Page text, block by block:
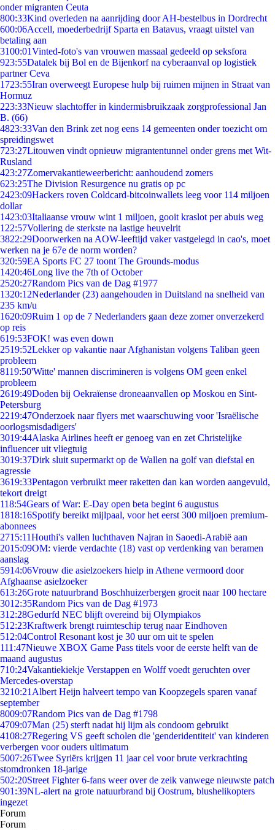
onder migranten Ceuta
800:33Kind overleden na aanrijding door AH-bestelbus in Dordrecht
600:06Accell, moederbedrijf Sparta en Batavus, vraagt uitstel van
betaling aan
3100:01Vinted-foto's van vrouwen massaal gedeeld op seksfora
923:55Datalek bij Bol en de Bijenkorf na cyberaanval op logistiek
partner Ceva
1723:55Iran overweegt Europese hulp bij ruimen mijnen in Straat van
Hormuz
223:33Nieuw slachtoffer in kindermisbruikzaak zorgprofessional Jan
B. (66)
4823:33Van den Brink zet nog eens 14 gemeenten onder toezicht om
spreidingswet
723:27Litouwen vindt opnieuw migrantentunnel onder grens met Wit-
Rusland
423:27Zomervakantieweerbericht: aanhoudend zomers
623:25The Division Resurgence nu gratis op pc
2423:09Hackers roven Coldcard-bitcoinwallets leeg voor 114 miljoen
dollar
1423:03Italiaanse vrouw wint 1 miljoen, gooit kraslot per abuis weg
1 22:57Vollering de sterkste na lastige heuvelrit
3822:29Doorwerken na AOW-leeftijd vaker vastgelegd in cao's, moet
werken na je 67e de norm worden?
320:59EA Sports FC 27 toont The Grounds-modus
1420:46Long live the 7th of October
2520:27Random Pics van de Dag #1977
1320:12Nederlander (23) aangehouden in Duitsland na snelheid van
235 km/u
1620:09Ruim 1 op de 7 Nederlanders gaan deze zomer onverzekerd
op reis
619:53FOK! was even down
2519:52Lekker op vakantie naar Afghanistan volgens Taliban geen
probleem
8119:50'Witte' mannen discrimineren is volgens OM geen enkel
probleem
2619:49Doden bij Oekraïense droneaanvallen op Moskou en Sint-
Petersburg
2219:47Onderzoek naar flyers met waarschuwing voor 'Israëlische
oorlogsmisdadigers'
3019:44Alaska Airlines heeft er genoeg van en zet Christelijke
influencer uit vliegtuig
3019:37Dirk sluit supermarkt op de Wallen na golf van diefstal en
agressie
3619:33Pentagon verbruikt meer raketten dan kan worden aangevuld,
tekort dreigt
118:54Gears of War: E-Day open beta begint 6 augustus
1818:16Spotify bereikt mijlpaal, voor het eerst 300 miljoen premium-
abonnees
2715:11Houthi's vallen luchthaven Najran in Saoedi-Arabië aan
2015:09OM: vierde verdachte (18) vast op verdenking van beramen
aanslag
5914:06Vrouw die asielzoekers hielp in Athene vermoord door
Afghaanse asielzoeker
613:26Grote natuurbrand Boschhuizerbergen groeit naar 100 hectare
3012:35Random Pics van de Dag #1973
312:28Gedurfd NEC blijft overeind bij Olympiakos
512:23Kraftwerk brengt ruimteschip terug naar Eindhoven
512:04Control Resonant kost je 30 uur om uit te spelen
111:47Nieuwe XBOX Game Pass titels voor de eerste helft van de
maand augustus
710:24Vakantiekiekje Verstappen en Wolff voedt geruchten over
Mercedes-overstap
3210:21 Albert Heijn halveert tempo van Koopzegels sparen vanaf
september
8009:07Random Pics van de Dag #1798
4709:07Man (25) sterft nadat hij lijm als condoom gebruikt
4108:27Regering VS geeft scholen die 'genderidentiteit' van kinderen
verbergen voor ouders ultimatum
5007:26Twee Syriërs krijgen 11 jaar cel voor brute verkrachting
stomdronken 18-jarige
502:20Street Fighter 6-fans weer over de zeik vanwege nieuwste patch
901:39NL-alert na grote natuurbrand bij Oostrum, blushelikopters
ingezet
Forum
Forum